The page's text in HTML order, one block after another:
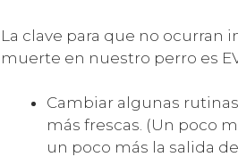
La clave para que no ocurran
muerte en nuestro perro es
Cambiar algunas
más frescas. (Un poco
un poco más la salida